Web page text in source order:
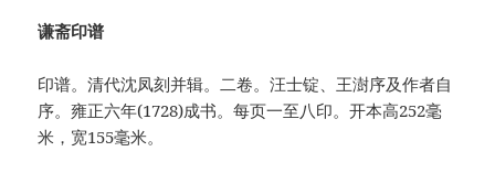
谦斋印谱
印谱。清代沈凤刻并辑。二卷。汪士锭、王澍序及作者自
序。雍正六年(1728)成书。每页一至八印。开本高252毫
米，宽155毫米。